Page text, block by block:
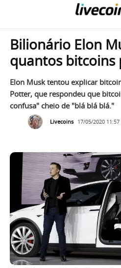
Bilionário Elon
quantos bitcoins
Elon Musk tentou explicar
Potter, que respondeu que
confusa" cheio de "blá blá blá."
Livecoins 17/05/2020 11:57